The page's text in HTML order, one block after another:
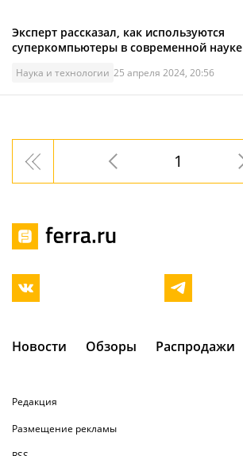
Эксперт рассказал, как используются
суперкомпьютеры в современной науке
Наука и технологии 25 апреля 2024, 20:56
1
Новости Обзоры Распродажи
Редакция
Размещение рекламы